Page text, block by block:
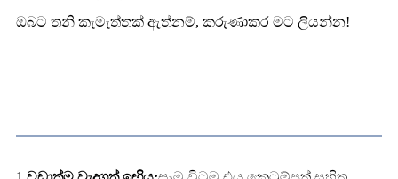
ඔබට තනි කැමැත්තක් ඇත්නම්, කරුණාකර මට ලියන්න!